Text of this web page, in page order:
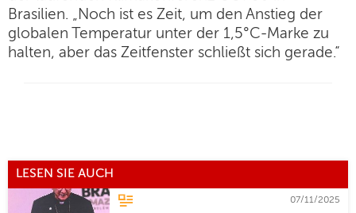
Brasilien. „Noch ist es Zeit, um den Anstieg der
globalen Temperatur unter der 1,5°C-Marke zu
halten, aber das Zeitfenster schließt sich gerade.“
LESEN SIE AUCH
07/11/2025